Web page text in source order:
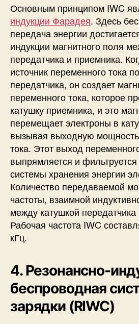
Основным принципом IWC
индукции Фарадея. Здесь
передача энергии
индукции магнитного поля
передатчика и приемника.
источник переменного тока
передатчика, он создает
переменного тока, которое
катушку приемника, и это
перемещает электроны в
вызывая выходную
тока. Этот выход
выпрямляется и
системы хранения энергии
Количество передаваемой
частоты, взаимной
между катушкой
Рабочая частота IWC
кГц.
4. Резонансно-
беспроводная
зарядки (RIWC)